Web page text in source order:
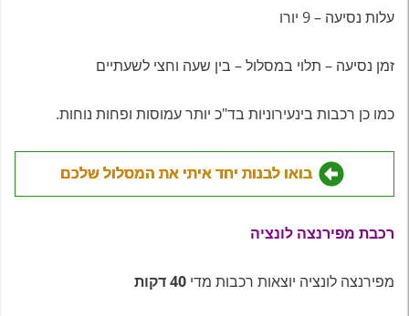
עלות נסיעה – 9 יורו
זמן נסיעה – תלוי במסלול – בין שעה וחצי לשעתיים
כמו כן רכבות בינעירוניות בד"כ יותר עמוסות ופחות נוחות.
בואו לבנות יחד איתי את המסלול שלכם
רכבת מפירנצה לונציה
מפירנצה לונציה יוצאות רכבות מדי 40 דקות